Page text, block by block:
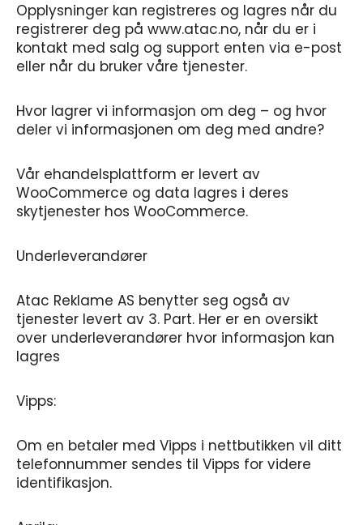
Opplysninger kan registreres og lagres når du
registrerer deg på www.atac.no, når du er i
kontakt med salg og support enten via e-post
eller når du bruker våre tjenester.
Hvor lagrer vi informasjon om deg – og hvor
deler vi informasjonen om deg med andre?
Vår ehandelsplattform er levert av
WooCommerce og data lagres i deres
skytjenester hos WooCommerce.
Underleverandører
Atac Reklame AS benytter seg også av
tjenester levert av 3. Part. Her er en oversikt
over underleverandører hvor informasjon kan
lagres
Vipps:
Om en betaler med Vipps i nettbutikken vil ditt
telefonnummer sendes til Vipps for videre
identifikasjon.